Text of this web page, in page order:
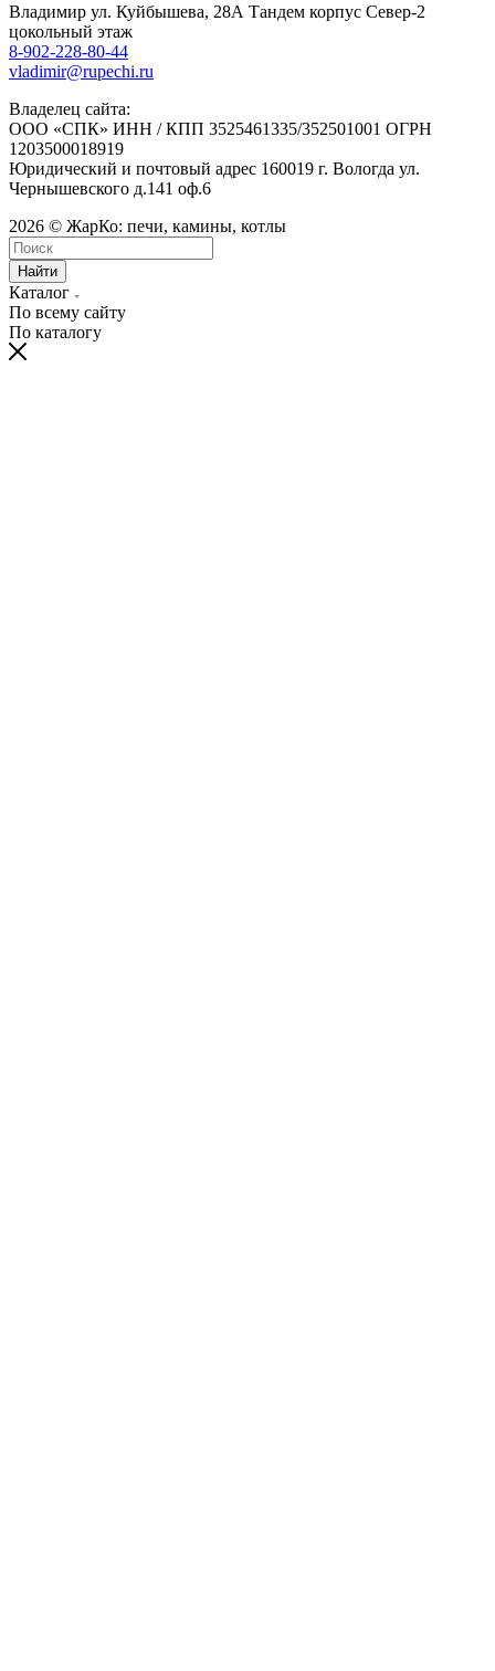
Владимир ул. Куйбышева, 28А Тандем корпус Север-2
цокольный этаж
8-902-228-80-44
vladimir@rupechi.ru
Владелец сайта:
ООО «СПК» ИНН / КПП 3525461335/352501001 ОГРН
1203500018919
Юридический и почтовый адрес 160019 г. Вологда ул.
Чернышевского д.141 оф.6
2026 © ЖарКо: печи, камины, котлы
Найти
Каталог
По всему сайту
По каталогу